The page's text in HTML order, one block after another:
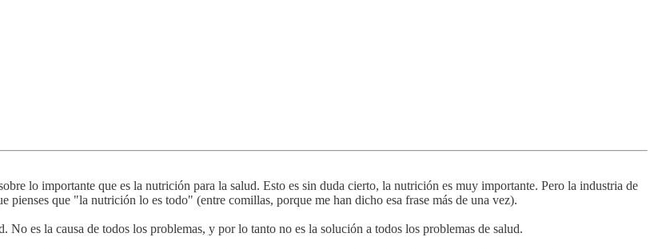
lo importante que es la nutrición para la salud. Esto es sin duda cierto, la nutrición es muy importante. Pero la industria de
que "la nutrición lo es todo" (entre comillas, porque me han dicho esa frase más de una vez).
es la causa de todos los problemas, y por lo tanto no es la solución a todos los problemas de salud.